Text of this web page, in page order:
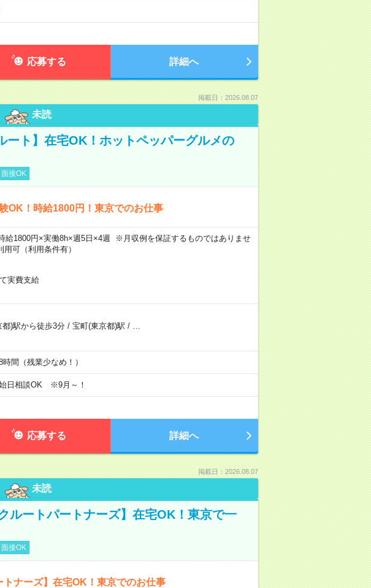
応募する 詳細へ
掲載日：2026.08.07
未読
ート】在宅OK！ホットペッパーグルメの
接OK
OK！時給1800円！東京でのお仕事
1800円×実働8h×週5日×4週 ※月収例を保証するものではありませ
可（利用条件有）
実費支給
都)駅から徒歩3分/ 宝町(東京都)駅 /
間（残業少なめ！）
日相談OK ※9月～！
応募する 詳細へ
掲載日：2026.08.07
未読
ルートパートナーズ】在宅OK！東京で一
接OK
トナーズ】在宅OK！東京でのお仕事